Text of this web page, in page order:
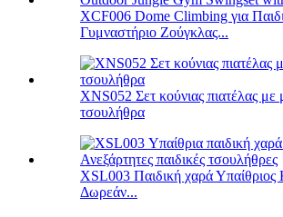
XCF006 Dome Climbing για
Γυμναστήριο Ζούγκλας...
XNS052 Σετ κούνιας πιατέλας με
τσουλήθρα
XSL003 Παιδική χαρά Υπαίθριος
Δωρεάν...